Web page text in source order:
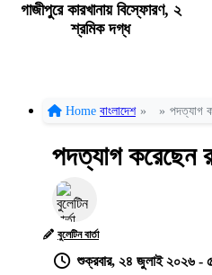
গাজীপুরে কারখানায় বিস্ফোরণ, ২
শ্রমিক দগ্ধ
Home বাংলাদেশ » » পদত্যাগ
পদত্যাগ করেছেন
বুলেটিন বার্তা
শুক্রবার, ২৪ জুলাই ২০২৬ -